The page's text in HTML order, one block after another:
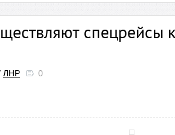
спецрейсы
ЛНР 0